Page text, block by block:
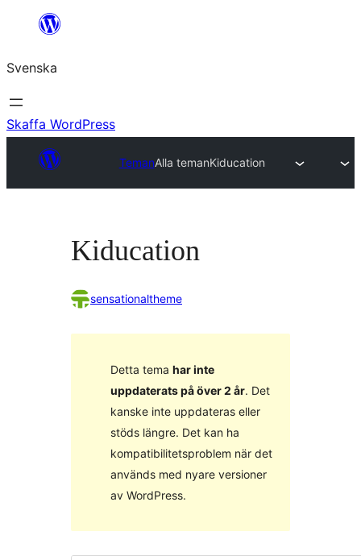
Hoppa
innehåll
Svenska
Skaffa WordPress
TemanAlla temanKiducation
Kiducation
sensationaltheme
Detta tema har inte
uppdaterats på över 2 år. Det
kanske inte uppdateras eller
stöds längre. Det kan ha
kompatibilitetsproblem när det
används med nyare versioner
av WordPress.